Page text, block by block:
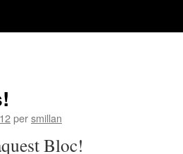
persmillan
Bloc!